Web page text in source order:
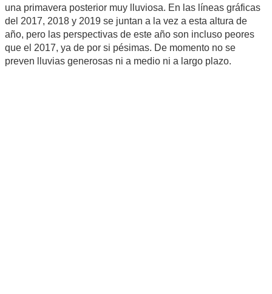
una primavera posterior muy lluviosa. En las líneas gráficas
del 2017, 2018 y 2019 se juntan a la vez a esta altura de
año, pero las perspectivas de este año son incluso peores
que el 2017, ya de por si pésimas. De momento no se
preven lluvias generosas ni a medio ni a largo plazo.